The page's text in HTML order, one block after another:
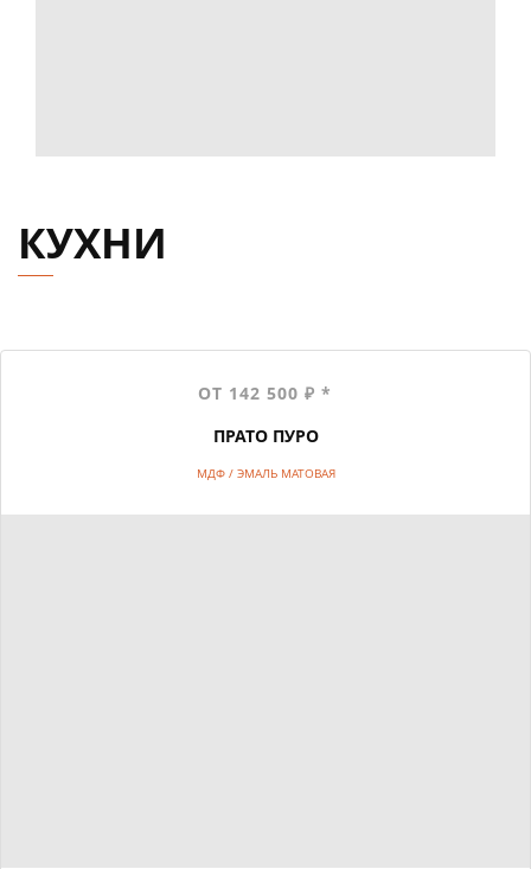
КУХНИ
ОТ 142 500 ₽ *
ПРАТО ПУРО
МДФ / ЭМАЛЬ МАТОВАЯ